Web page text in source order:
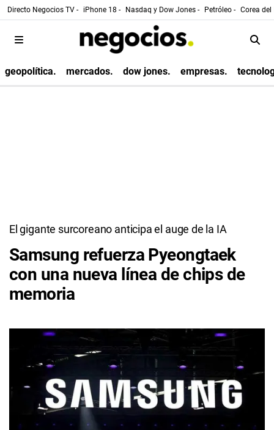
Directo Negocios TV - iPhone 18 - Nasdaq y Dow Jones - Petróleo - Corea
geopolítica. mercados. dow jones. empresas.
El gigante surcoreano anticipa el auge de la IA
Samsung refuerza Pyeongtaek
con una nueva línea de chips de
memoria